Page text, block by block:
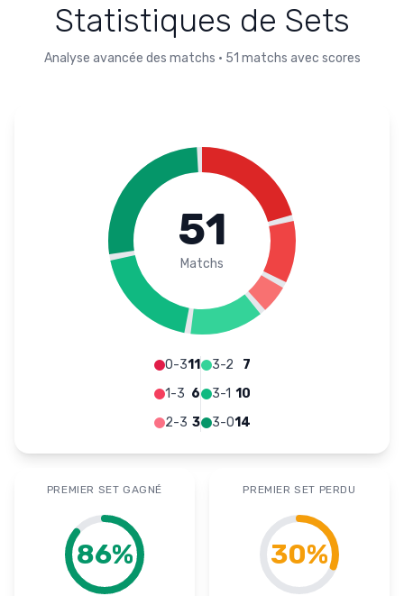
Statistiques de Sets
Analyse avancée des matchs • 51 matchs avec scores
51
Matchs
0-311
1-3 6
2-3 3
3-2
7
3-1 10
3-014
PREMIER SET GAGNÉ
86%
PREMIER SET PERDU
30%